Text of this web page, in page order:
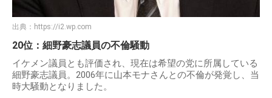
出典： https://i2.wp.com
20位：細野豪志議員の不倫騒動
イケメン議員とも評価され、現在は希望の党に所属している
細野豪志議員。2006年に山本モナさんとの不倫が発覚し、当
時大騒動となりました。